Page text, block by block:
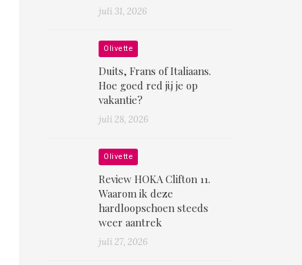
juli 31, 2026
Olivette
Duits, Frans of Italiaans.
Hoe goed red jij je op
vakantie?
juli 28, 2026
Olivette
Review HOKA Clifton 11.
Waarom ik deze
hardloopschoen steeds
weer aantrek
juli 27, 2026